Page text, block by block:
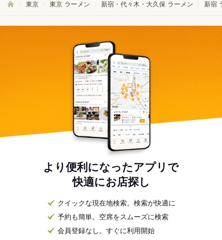
東京 東京 ラーメン 新宿・代々木・大久保 ラーメン 新宿
より便利になったアプリで
快適にお店探し
クイックな現在地検索。検索が快適に
予約も簡単。空席をスムーズに検索
会員登録なし。すぐに利用開始